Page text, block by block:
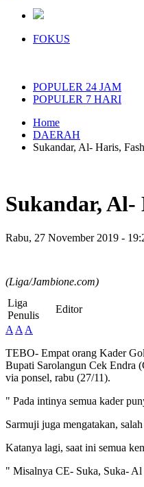
FOKUS
POPULER 24 JAM
POPULER 7 HARI
Home
DAERAH
Sukandar, Al- Haris,
Sukandar, Al-
Rabu, 27 November 2019 -
(Liga/Jambione.com)
Liga
Penulis
Editor
A A A
TEBO- Empat orang Kader
Bupati Sarolangun Cek Endra
via ponsel, rabu (27/11).
" Pada intinya semua kader
Sarmuji juga mengatakan,
Katanya lagi, saat ini semua
" Misalnya CE- Suka, Suka- Al